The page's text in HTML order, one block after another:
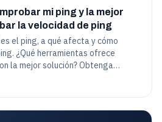
mi ping y la mejor
la velocidad de ping
el ping, a qué afecta y cómo
¿Qué herramientas ofrece
la mejor solución? Obtenga
cómo configurar IP ping tet o